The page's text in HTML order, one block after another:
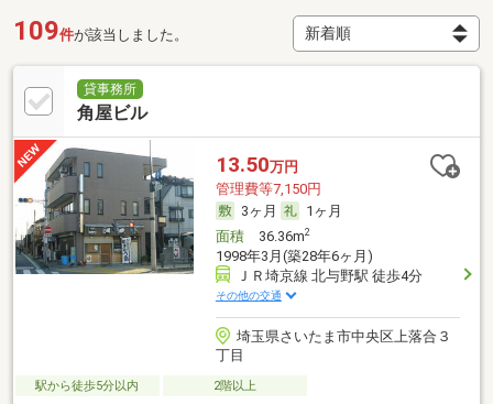
109件が該当しました。
貸事務所
角屋ビル
13.50万円
管理費等7,150円
3ヶ月
1ヶ月
面積36.36m2
1998年3月(築28年6ヶ月)
ＪＲ埼京線 北与野駅 徒歩4分
その他の交通
埼玉県さいたま市中央区上落合３
丁目
駅から徒歩5分以内 2階以上